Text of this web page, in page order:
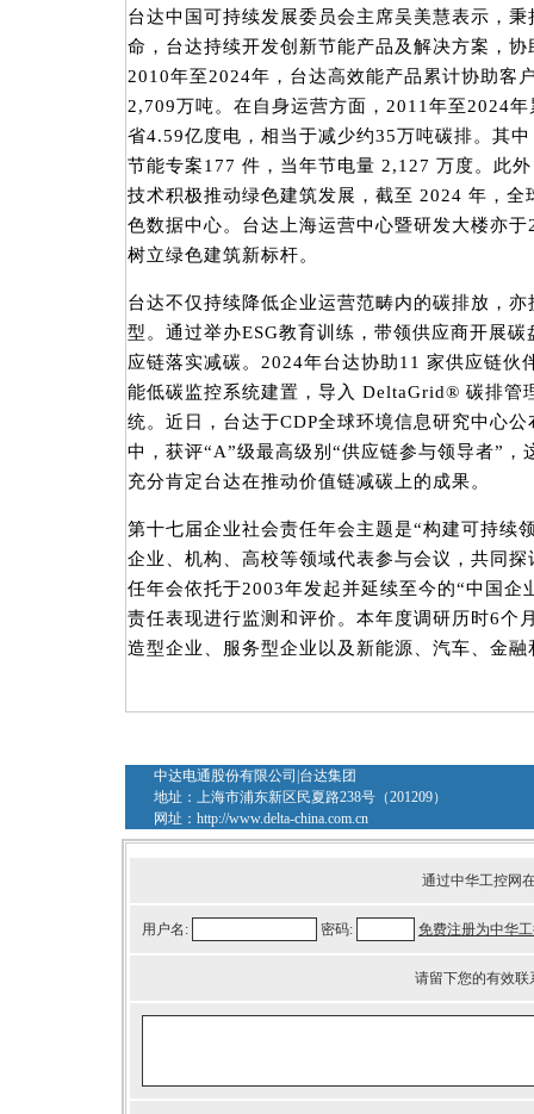
台达中国可持续发展委员会主席吴美慧表示，
命，台达持续开发创新节能产品及解决方案，
2010年至2024年，台达高效能产品累计协助客
2,709万吨。在自身运营方面，2011年至2024
省4.59亿度电，相当于减少约35万吨碳排。其
节能专案177 件，当年节电量 2,127 万度。此
技术积极推动绿色建筑发展，截至 2024 年，
色数据中心。台达上海运营中心暨研发大楼亦
树立绿色建筑新标杆。
台达不仅持续降低企业运营范畴内的碳排放，
型。通过举办ESG教育训练，带领供应商开展
应链落实减碳。2024年台达协助11 家供应链伙
能低碳监控系统建置，导入 DeltaGrid® 碳排管
统。近日，台达于CDP全球环境信息研究中心
中，获评“A”级最高级别“供应链参与领导者”，
充分肯定台达在推动价值链减碳上的成果。
第十七届企业社会责任年会主题是“构建可持续
企业、机构、高校等领域代表参与会议，共同
任年会依托于2003年发起并延续至今的“中国企
责任表现进行监测和评价。本年度调研历时6个
造型企业、服务型企业以及新能源、汽车、金
中达电通股份有限公司|台达集团
地址：上海市浦东新区民夏路238号（201209）
网址： http://www.delta-china.com.cn
通过中华工控网
用户名: 密码: 免费注册为中华
请留下您的有效